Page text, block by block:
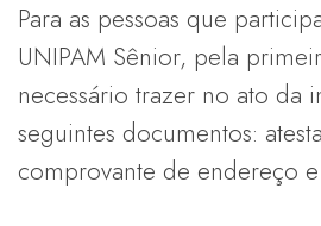
Para as pessoas que
UNIPAM Sênior, pela
necessário trazer no ato da
seguintes documentos:
comprovante de endereço e